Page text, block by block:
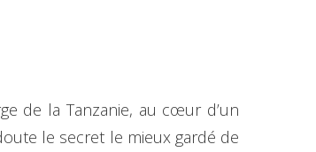
de la Tanzanie, au cœur d’un
le secret le mieux gardé de